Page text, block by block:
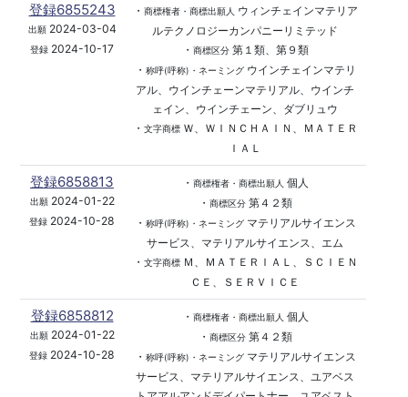
登録6855243
出願2024-03-04
登録 2024-10-17
・ 商標権者・商標出願人
ウィンチェインマテリア
ルテクノロジーカンパニーリミテッド
・ 商標区分第１類、第９類
・ 称呼(呼称)・ネーミングウインチェインマテリ
アル、ウインチェーンマテリアル、ウインチ
ェイン、ウインチェーン、ダブリュウ
・ 文字商標Ｗ、ＷＩＮＣＨＡＩＮ、ＭＡＴＥＲ
ＩＡＬ
登録6858813
出願2024-01-22
登録 2024-10-28
・ 商標権者・商標出願人 個人
・ 商標区分第４２類
・ 称呼(呼称)・ネーミングマテリアルサイエンス
サービス、マテリアルサイエンス、エム
・ 文字商標Ｍ、ＭＡＴＥＲＩＡＬ、ＳＣＩＥＮ
ＣＥ、ＳＥＲＶＩＣＥ
登録6858812
出願2024-01-22
登録 2024-10-28
・ 商標権者・商標出願人 個人
・ 商標区分第４２類
・ 称呼(呼称)・ネーミングマテリアルサイエンス
サービス、マテリアルサイエンス、ユアベス